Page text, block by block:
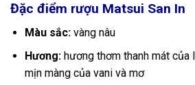
Đặc điểm rượu Matsui San In
Màu sắc:vàng nâu
Hương: hương thơm thanh mát của
mịn màng của vani và mơ